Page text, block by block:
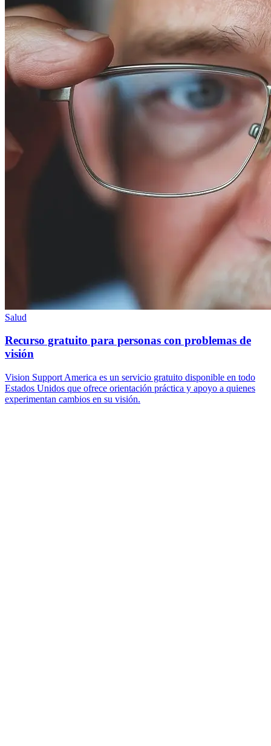
Salud
Recurso gratuito para personas con problemas de
visión
Vision Support America es un servicio gratuito disponible en todo
Estados Unidos que ofrece orientación práctica y apoyo a quienes
experimentan cambios en su visión.